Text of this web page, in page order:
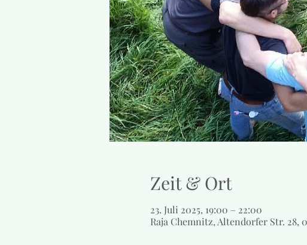
Zeit & Ort
23. Juli 2025, 19:00 – 22:00
Raja Chemnitz, Altendorfer Str. 28,